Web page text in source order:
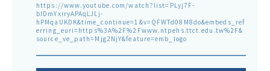
https://www.youtube.com/watch?list=PLyj7F-
blDmYxiryAPAqLJLj-
hPMqaUKDK&time_continue=1&v=QFWTd08M8do&embeds_ref
erring_euri=https%3A%2F%2Fwww.ntpehs.ttct.edu.tw%2F&
source_ve_path=Mjg2NjY&feature=emb_logo